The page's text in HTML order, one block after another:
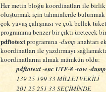
Her metin bloğu koordinatları ile
oluşturmak için tahminlerde
çok yavaş çalışması ve çok bellek
programına benzer bir çıktı üretecek
pdftotextprogramına -dump anahtarı
koordinatları ile yazdırmayı
koordinatlarını almak mümkün oldu:
pdftotext -enc UTF-8 -raw -
139 25 199 33 MİLLETVEKİLİ
201 25 251 33 SEÇİMİNDE